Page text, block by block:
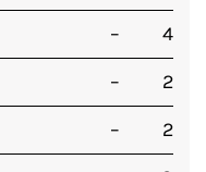
–
4
–
2
–
2